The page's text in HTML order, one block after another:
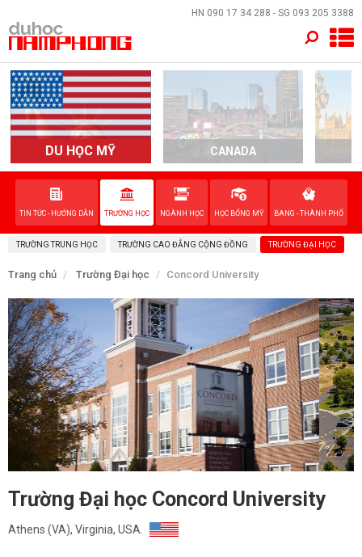
HN 090 17 34 288 - SG 093 205 3388
DU HỌC MỸ CANADA
TIN TỨC - HƯỚNG DẪN TRƯỜNG HỌC NGÀNH HỌC HỌC BỔNG MỸ BANG - THÀNH PHỐ
TRƯỜNG TRUNG HỌC TRƯỜNG CAO ĐẲNG CỘNG ĐỒNG TRƯỜNG ĐẠI HỌC
Trang chủ Trường Đại học Concord University
Trường Đại học Concord University
Athens (VA), Virginia, USA.
×
TRANG CHỦ
QUỐC GIA
EVENTS
DỊCH VỤ
VỀ NAM PHONG